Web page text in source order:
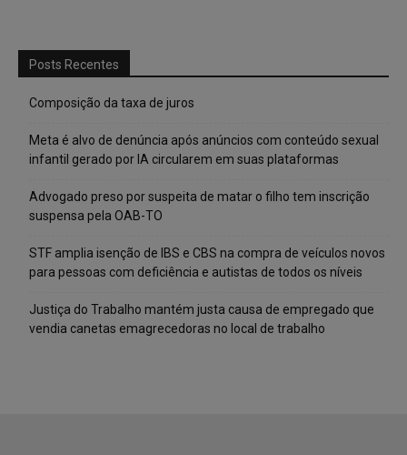
Posts Recentes
Composição da taxa de juros
Meta é alvo de denúncia após anúncios com conteúdo sexual
infantil gerado por IA circularem em suas plataformas
Advogado preso por suspeita de matar o filho tem inscrição
suspensa pela OAB-TO
STF amplia isenção de IBS e CBS na compra de veículos novos
para pessoas com deficiência e autistas de todos os níveis
Justiça do Trabalho mantém justa causa de empregado que
vendia canetas emagrecedoras no local de trabalho